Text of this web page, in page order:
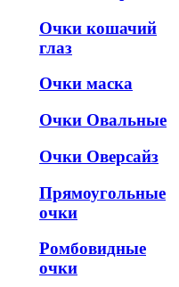
Очки кошачий
глаз
Очки маска
Очки Овальные
Очки Оверсайз
Прямоугольные
очки
Ромбовидные
очки